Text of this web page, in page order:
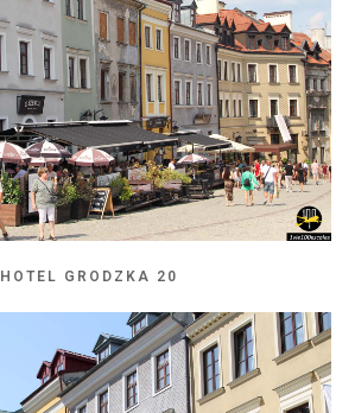
HOTEL GRODZKA 20